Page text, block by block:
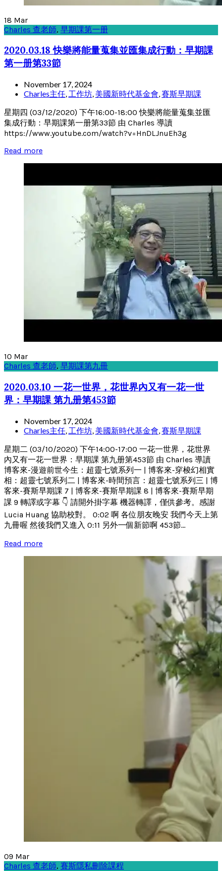
18 Mar
Charles 查老師, 早期課第一册
2020.03.18 快樂將能量蒐集並匯集成行動：早期課
第一册第33節
November 17, 2024
Charles主任, 工作坊, 美國新時代基金會,賽斯早期課
星期四 (03/12/2020) 下午16:00-18:00 快樂將能量蒐集並匯
集成行動：早期課第一册第33節 由 Charles 導讀
https://www.youtube.com/watch?v=HnDLJnuEh3g
Read more
10 Mar
Charles 查老師, 早期課第九冊
2020.03.10 一花一世界，花世界內又有一花一世
界：早期課 第九册第453節
November 17, 2024
Charles主任 工作坊 美國新時代基金會 賽斯早期課
星期二 (03/10/2020) 下午14:00-17:00 一花一世界，花世界
內又有一花一世界：早期課 第九册第453節 由 Charles 導讀
博客來-漫遊前世今生：超靈七號系列一 | 博客來-穿梭幻相實
相：超靈七號系列二 | 博客來-時間預言：超靈七號系列三 | 博
客來-賽斯早期課 7 | 博客來-賽斯早期課 8 | 博客來-賽斯早期
課 9 轉譯或字幕 👇 請開外掛字幕 機器轉譯，僅供參考。感謝
Lucia Huang 協助校對。 0:02 啊 各位朋友晚安 我們今天上第
九冊喔 然後我們又進入 0:11 另外一個新節啊 453節...
Read more
09 Mar
Charles 查老師, 賽斯隱私刪除課程